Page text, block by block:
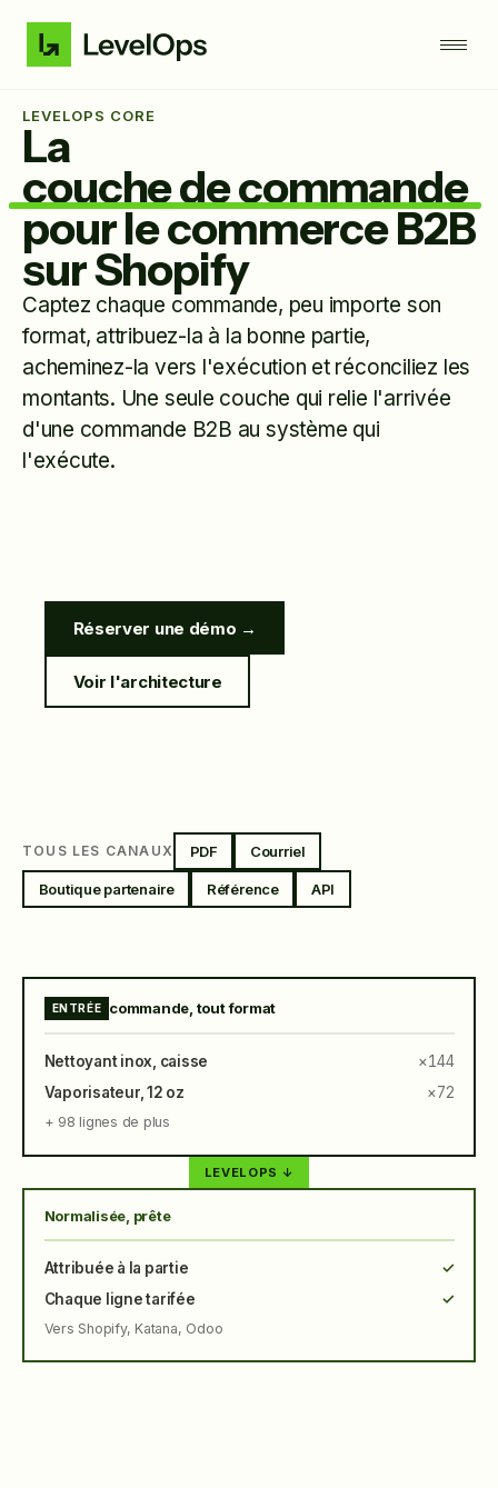
LEVELOPS CORE
La
couche de commande
pour le commerce B2B
sur Shopify
Captez chaque commande, peu importe son
format, attribuez-la à la bonne partie,
acheminez-la vers l'exécution et réconciliez les
montants. Une seule couche qui relie l'arrivée
d'une commande B2B au système qui
l'exécute.
Réserver une démo →
Voir l'architecture
TOUS LES CANAUX PDF Courriel
Boutique partenaire Référence API
ENTRÉE commande, tout format
Nettoyant inox, caisse
×144
Vaporisateur, 12 oz
×72
+ 98 lignes de plus
LEVELOPS ↓
Normalisée, prête
Attribuée à la partie
✓
Chaque ligne tarifée
✓
Vers Shopify, Katana, Odoo